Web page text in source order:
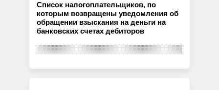
Список налогоплательщиков, по
которым возвращены уведомления об
обращении взыскания на деньги на
банковских счетах дебиторов